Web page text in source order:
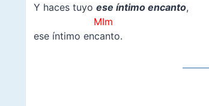
Y haces tuyo ese íntimo encanto,
MIm
ese íntimo encanto.